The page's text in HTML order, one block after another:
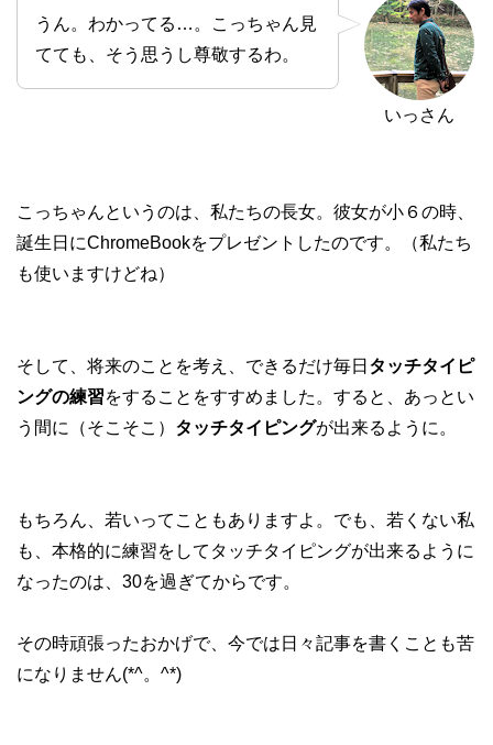
いっさん
うん。わかってる…。こっちゃん見
てても、そう思うし尊敬するわ。
こっちゃんというのは、私たちの長女。彼女が小６の時、
誕生日にChromeBookをプレゼントしたのです。（私たち
も使いますけどね）
そして、将来のことを考え、できるだけ毎日 タッチタイピ
ングの練習をすることをすすめました。すると、あっとい
う間に（そこそこ） タッチタイピングが出来るように。
もちろん、若いってこともありますよ。でも、若くない私
も、本格的に練習をしてタッチタイピングが出来るように
なったのは、30を過ぎてからです。
その時頑張ったおかげで、今では日々記事を書くことも苦
になりません(*^。^*)